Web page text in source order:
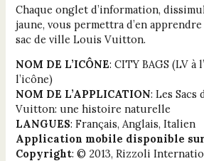
Chaque onglet d’information,
jaune, vous permettra d’en
sac de ville Louis Vuitton.
NOM DE L’ICÔNE: CITY BAGS (LV
l’icône)
NOM DE L’APPLICATION: Les
Vuitton: une histoire naturelle
LANGUES: Français, Anglais, Italien
Application mobile disponible
Copyright: © 2013, Rizzoli